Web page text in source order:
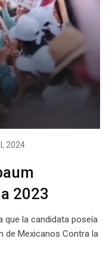
2024
2023
que la candidata poseía
de Mexicanos Contra la